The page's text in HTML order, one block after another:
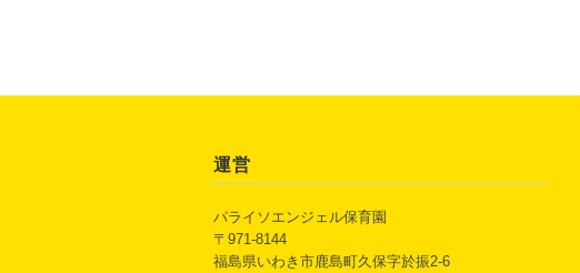
運営
パライソエンジェル保育園
〒971-8144
福島県いわき市鹿島町久保字於振2-6